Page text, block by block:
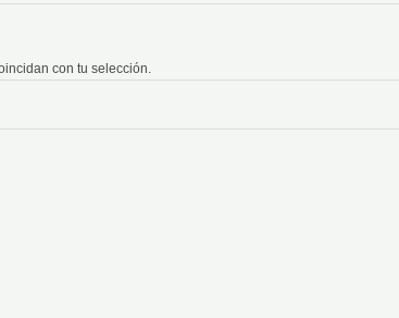
con tu selección.